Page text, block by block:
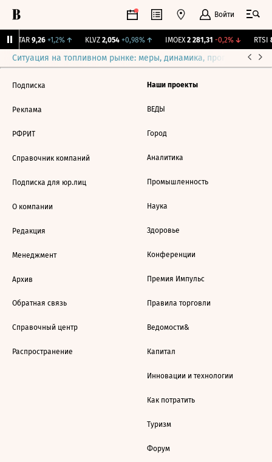
Войти
UTAR 9,26 +1,2%↑ KLVZ 2,054 +0,98%↑ IMOEX 2 281,31 -0,2%↓ RTSI
Ситуация на топливном рынке: меры, динамика, прогнозы
Подписка
Реклама
РФРИТ
Справочник компаний
Подписка для юр.лиц
О компании
Редакция
Менеджмент
Архив
Обратная связь
Справочный центр
Распространение
Наши проекты
ВЕДЫ
Город
Аналитика
Промышленность
Наука
Здоровье
Конференции
Премия Импульс
Правила торговли
Ведомости&
Капитал
Инновации и технологии
Как потратить
Туризм
Форум